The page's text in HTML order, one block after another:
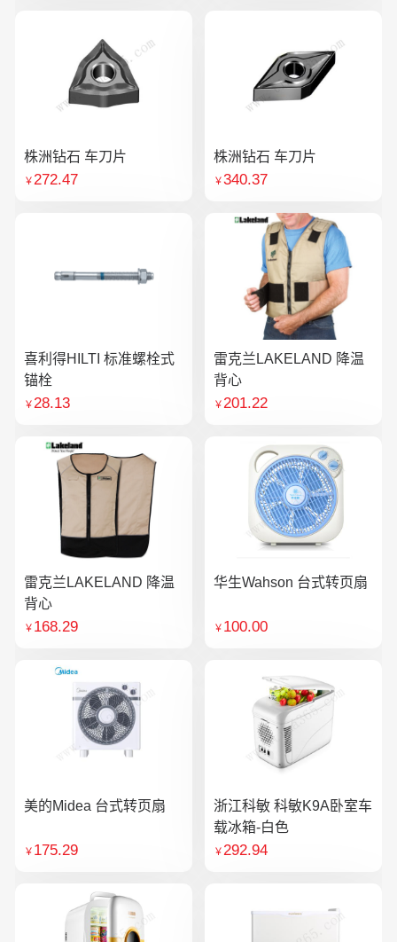
株洲钻石 车刀片
￥272.47
株洲钻石 车刀片
￥340.37
喜利得HILTI 标准螺栓式
锚栓
￥28.13
雷克兰LAKELAND 降温
背心
￥201.22
雷克兰LAKELAND 降温
背心
￥ 168.29
华生Wahson 台式转页扇
￥ 100.00
美的Midea 台式转页扇
￥ 175.29
浙江科敏 科敏K9A卧室车
载冰箱-白色
￥292.94